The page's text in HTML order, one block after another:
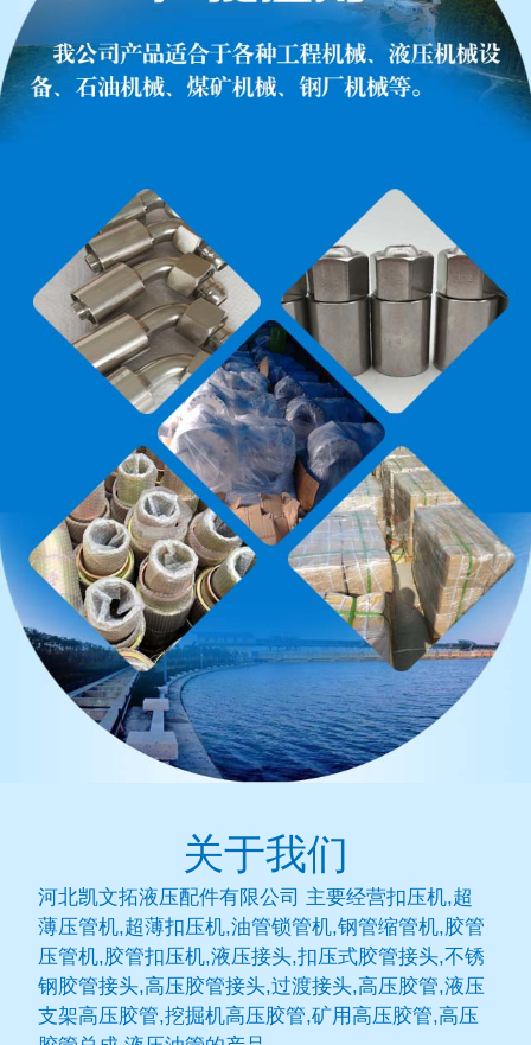
关于我们
河北凯文拓液压配件有限公司 主要经营扣压机,超
薄压管机,超薄扣压机,油管锁管机,钢管缩管机,胶管
压管机,胶管扣压机,液压接头,扣压式胶管接头,不锈
钢胶管接头,高压胶管接头,过渡接头,高压胶管,液压
支架高压胶管,挖掘机高压胶管,矿用高压胶管,高压